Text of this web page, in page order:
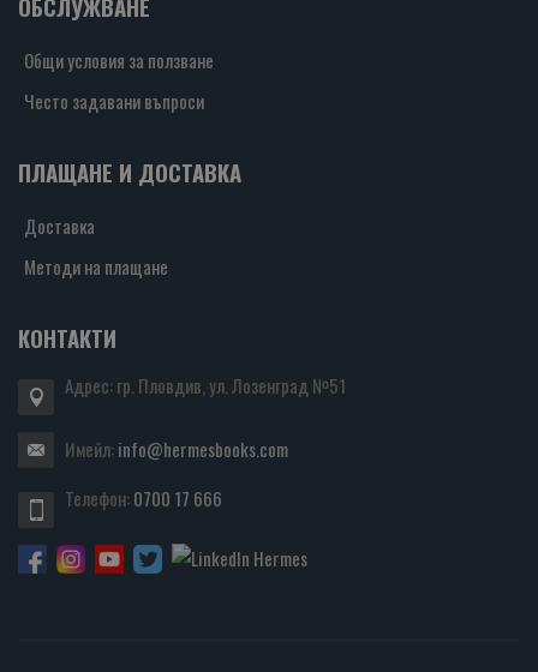
ОБСЛУЖВАНЕ
Общи условия за ползване
Често задавани въпроси
ПЛАЩАНЕ И ДОСТАВКА
Доставка
Методи на плащане
КОНТАКТИ
Адрес: гр. Пловдив, ул. Лозенград №51
Имейл:info@hermesbooks.com
Телефон:0700 17 666